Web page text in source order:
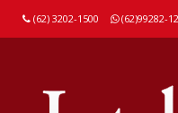
(62) 3202-1500 (62)99282-